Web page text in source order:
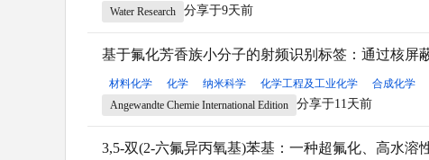
Water Research
分享于9天前
基于氟化芳香族小分子的射频识别标签：通过核屏
材料化学 化学 纳米科学 化学工程及工业化学 合成化学
Angewandte Chemie International Edition
分享于11天前
3,5-双(2-六氟异丙氧基)苯基：一种超氟化、高水溶